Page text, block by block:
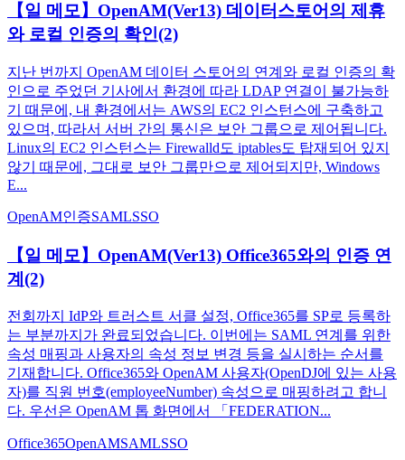
【일 메모】OpenAM(Ver13) 데이터스토어의 제휴
와 로컬 인증의 확인(2)
지난 번까지 OpenAM 데이터 스토어의 연계와 로컬 인증의 확
인으로 주었던 기사에서 환경에 따라 LDAP 연결이 불가능하
기 때문에, 내 환경에서는 AWS의 EC2 인스턴스에 구축하고
있으며, 따라서 서버 간의 통신은 보안 그룹으로 제어됩니다.
Linux의 EC2 인스턴스는 Firewalld도 iptables도 탑재되어 있지
않기 때문에, 그대로 보안 그룹만으로 제어되지만, Windows
E...
OpenAM인증SAMLSSO
【일 메모】OpenAM(Ver13) Office365와의 인증 연
계(2)
전회까지 IdP와 트러스트 서클 설정, Office365를 SP로 등록하
는 부분까지가 완료되었습니다. 이번에는 SAML 연계를 위한
속성 매핑과 사용자의 속성 정보 변경 등을 실시하는 순서를
기재합니다. Office365와 OpenAM 사용자(OpenDJ에 있는 사용
자)를 직원 번호(employeeNumber) 속성으로 매핑하려고 합니
다. 우선은 OpenAM 톱 화면에서 「FEDERATION...
Office365OpenAMSAMLSSO